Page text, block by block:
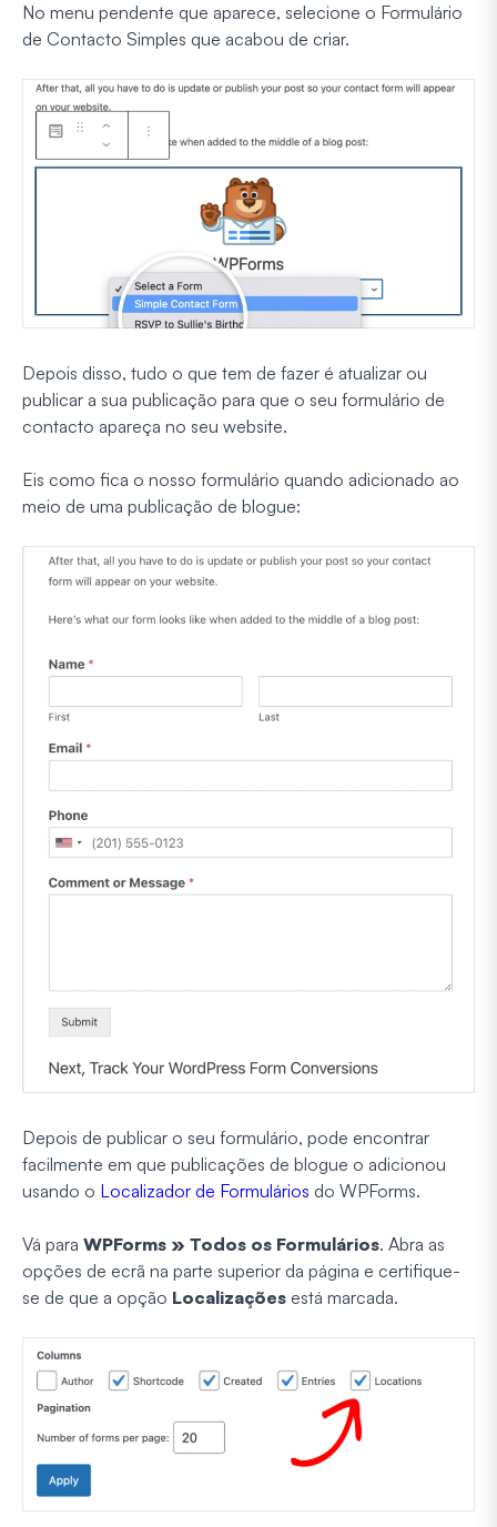
No menu pendente que aparece, selecione o Formulário
de Contacto Simples que acabou de criar.
Depois disso, tudo o que tem de fazer é atualizar ou
publicar a sua publicação para que o seu formulário de
contacto apareça no seu website.
Eis como fica o nosso formulário quando adicionado ao
meio de uma publicação de blogue:
Depois de publicar o seu formulário, pode encontrar
facilmente em que publicações de blogue o adicionou
usando o Localizador de Formulários do WPForms.
Vá para WPForms » Todos os Formulários. Abra as
opções de ecrã na parte superior da página e certifique-
se de que a opção Localizações está marcada.